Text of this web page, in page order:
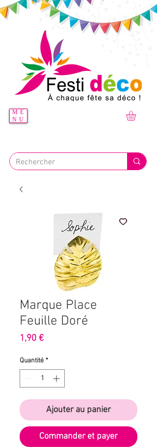
ME
NU
Marque Place
Feuille Doré
1,90 €Prix
Quantité *
Ajouter au panier
Commander et payer